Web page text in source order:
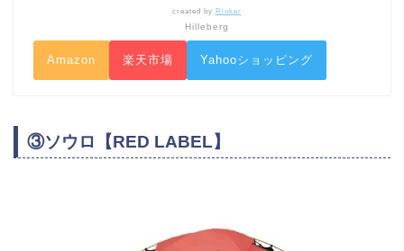
created by Rinker
Hilleberg
Amazon 楽天市場 Yahooショッピング
③ソウロ【RED LABEL】